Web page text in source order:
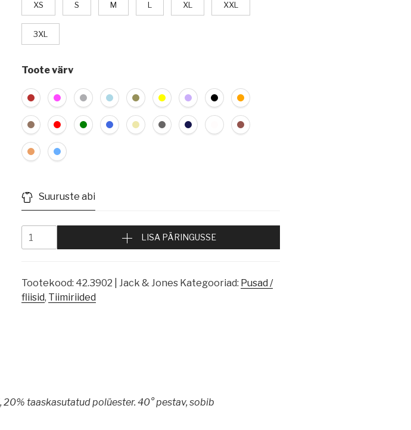
XS S M L XL XXL
3XL
Toote värv
Suuruste abi
LISA PÄRINGUSSE
Tootekood: 42.3902 | Jack & Jones Kategooriad: Pusad /
fliisid, Tiimiriided
taaskasutatud polüester. 40° pestav, sobib